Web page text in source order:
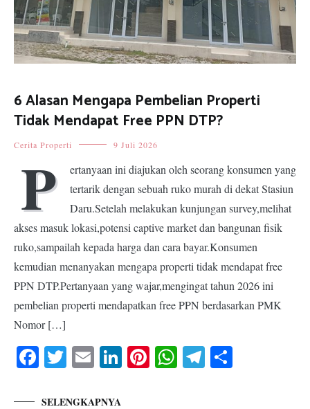
6 Alasan Mengapa Pembelian Properti
Tidak Mendapat Free PPN DTP?
Cerita Properti 9 Juli 2026
P
ertanyaan ini diajukan oleh seorang konsumen yang
tertarik dengan sebuah ruko murah di dekat Stasiun
Daru.Setelah melakukan kunjungan survey,melihat
akses masuk lokasi,potensi captive market dan bangunan fisik
ruko,sampailah kepada harga dan cara bayar.Konsumen
kemudian menanyakan mengapa properti tidak mendapat free
PPN DTP.Pertanyaan yang wajar,mengingat tahun 2026 ini
pembelian properti mendapatkan free PPN berdasarkan PMK
Nomor […]
Facebook
Twitter
EmailLinkedIn
Pinterest
WhatsApp
Telegram
SELENGKAPNYA